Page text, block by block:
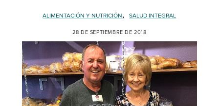
ALIMENTACIÓN Y NUTRICIÓN, SALUD INTEGRAL
28 DE SEPTIEMBRE DE 2018